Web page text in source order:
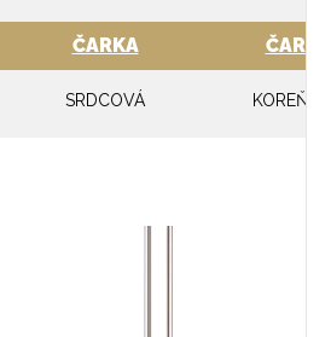
ČARKA
SRDCOVÁ
ČARKA